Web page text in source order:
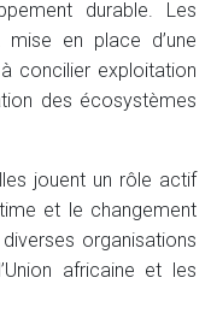
durable. Les
en place d’une
concilier exploitation
des écosystèmes
jouent un rôle actif
et le changement
organisations
africaine et les